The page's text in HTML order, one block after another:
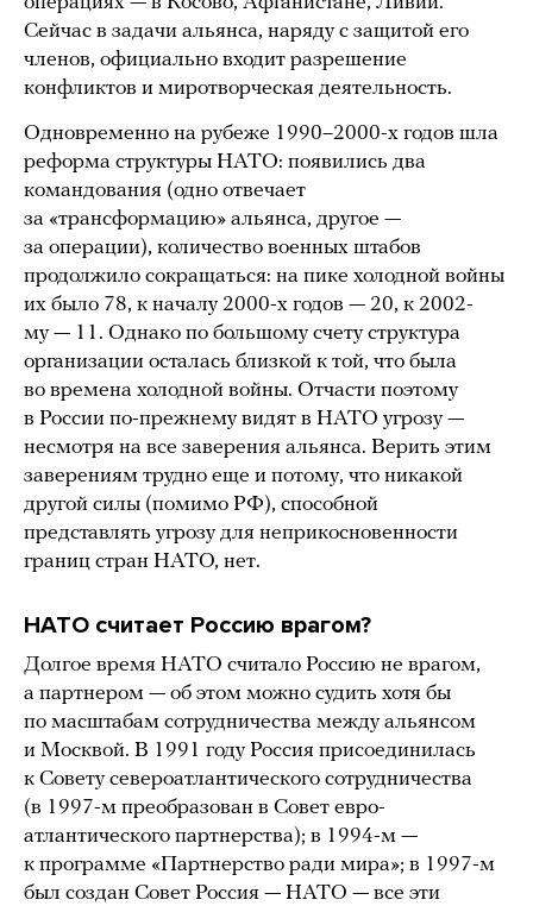
Сейчас в задачи альянса, наряду с защитой его
членов, официально входит разрешение
конфликтов и миротворческая деятельность.
Одновременно на рубеже 1990–2000-х годов шла
реформа структуры НАТО: появились два
командования (одно отвечает
за «трансформацию» альянса, другое —
за операции), количество военных штабов
продолжило сокращаться: на пике холодной войны
их было 78, к началу 2000-х годов — 20, к 2002-
му — 11. Однако по большому счету структура
организации осталась близкой к той, что была
во времена холодной войны. Отчасти поэтому
в России по-прежнему видят в НАТО угрозу —
несмотря на все заверения альянса. Верить этим
заверениям трудно еще и потому, что никакой
другой силы (помимо РФ), способной
представлять угрозу для неприкосновенности
границ стран НАТО, нет.
НАТО считает Россию врагом?
Долгое время НАТО считало Россию не врагом,
а партнером — об этом можно судить хотя бы
по масштабам сотрудничества между альянсом
и Москвой. В 1991 году Россия присоединилась
к Совету североатлантического сотрудничества
(в 1997-м преобразован в Совет евро-
атлантического партнерства); в 1994-м —
к программе «Партнерство ради мира»; в 1997-м
был создан Совет Россия — НАТО — все эти